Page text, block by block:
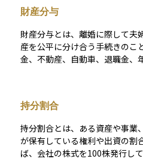
務を引き継ぐ「限定承認」や、
棄」などの選択も可能です。 なお、生命保険金や死亡退職金な
ど、一定の財産は「相続財産」
特別な扱いになることがあります。 相続財産を正しく把
ことは、遺産分割協議や相続税
財産分与
財産分与とは、離婚に際して夫
産を公平に分け合う手続きのこ
金、不動産、自動車、退職金、
障を目的とした「扶養的分与」
的分与」も含まれる場合があり
話し合い（協議）によって決め
は家庭裁判所に調停や審判を申
分与は、離婚後の経済的安定や
持分割合
持分割合とは、ある資産や事業
が保有している権利や出資の割
ば、会社の株式を100株発行し